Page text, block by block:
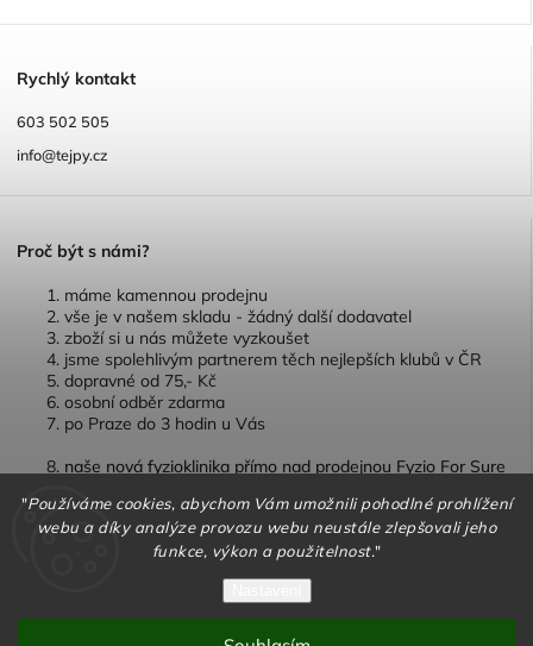
"Používáme cookies, abychom Vám umožnili pohodlné prohlížení
webu a díky analýze provozu webu neustále zlepšovali jeho
funkce, výkon a použitelnost."
Rychlý kontakt
603 502 505
info@tejpy.cz
Proč být s námi?
máme kamennou prodejnu
vše je v našem skladu - žádný další dodavatel
zboží si u nás můžete vyzkoušet
jsme spolehlivým partnerem těch nejlepších klubů v ČR
dopravné od 75,- Kč
osobní odběr zdarma
po Praze do 3 hodin u Vás
naše nová fyzioklinika přímo nad prodejnou Fyzio For Sure
Shoptet| Design